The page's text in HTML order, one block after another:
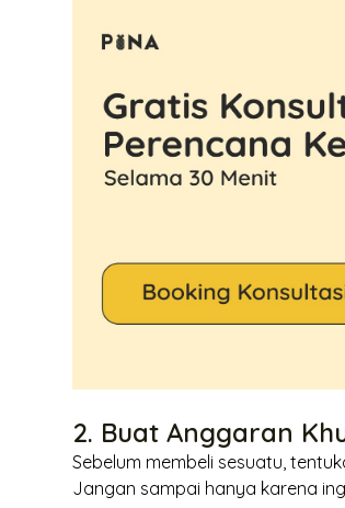
2. Buat Anggaran
Sebelum membeli sesuatu,
Jangan sampai hanya karena